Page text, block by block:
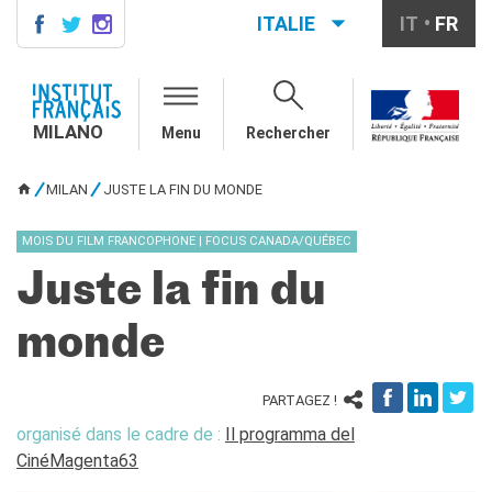
AGENDA
CONTACTS
Cours quadrimestriels et
Cours intensifs mensuels de
français
Cours collectifs enfants et
adolescents
Ateliers thématiques
Cours de préparation
ITALIE IT FR
MILANO Menu Rechercher
MILAN JUSTE LA FIN DU MONDE
MOIS DU FILM FRANCOPHONE | FOCUS CANADA/QUÉBEC
Juste la fin du
monde
PARTAGEZ !
organisé dans le cadre de : Il programma del
CinéMagenta63